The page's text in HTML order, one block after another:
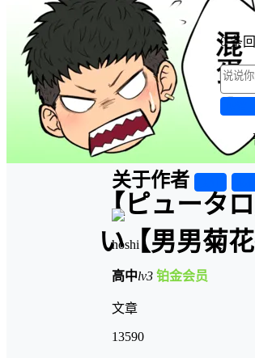
【ピュータ
い【男男菊
0 条
关于作者
hoshi
高中lv3 铂金会员
文章
13590